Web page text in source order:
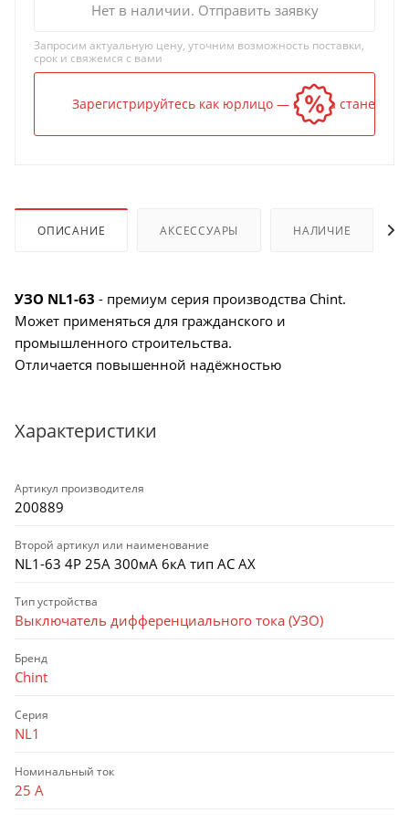
Нет в наличии. Отправить заявку
Запросим актуальную цену, уточним возможность поставки,
срок и свяжемся с вами
Зарегистрируйтесь как юрлицо — и цена станет
ОПИСАНИЕ АКСЕССУАРЫ НАЛИЧИЕ
УЗО NL1-63 - премиум серия производства Chint.
Может применяться для гражданского и
промышленного строительства.
Отличается повышенной надёжностью
Характеристики
Артикул производителя
200889
Второй артикул или наименование
NL1-63 4P 25А 300мА 6кА тип AC AX
Тип устройства
Выключатель дифференциального тока (УЗО)
Бренд
Chint
Серия
NL1
Номинальный ток
25 А